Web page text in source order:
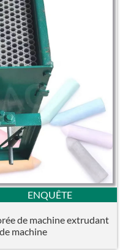
ENQUÊTE
de machine extrudant
machine